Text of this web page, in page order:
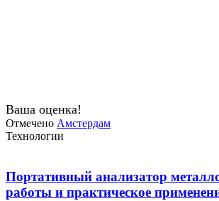
Ваша оценка!
Отмечено Амстердам
Технологии
Портативный анализатор
работы и практическое